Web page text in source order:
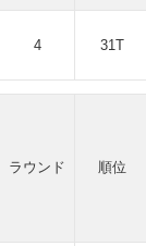
4 31T
ラウンド 順位